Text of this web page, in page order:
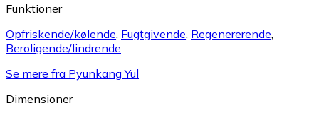
Funktioner
Opfriskende/kølende Fugtgivende Regenererende
Beroligende/lindrende
Se mere fra Pyunkang Yul
Dimensioner